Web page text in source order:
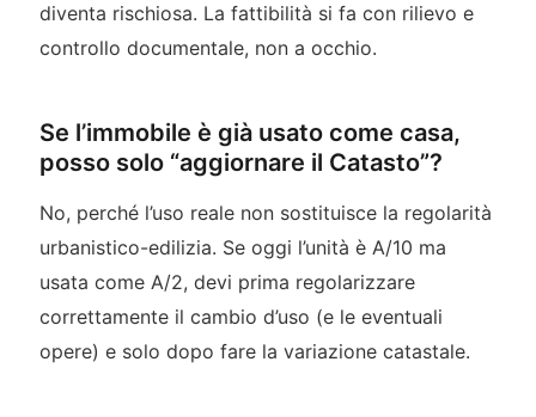
diventa rischiosa. La fattibilità si fa con rilievo e
controllo documentale, non a occhio.
Se l’immobile è già usato come casa,
posso solo “aggiornare il Catasto”?
No, perché l’uso reale non sostituisce la regolarità
urbanistico-edilizia. Se oggi l’unità è A/10 ma
usata come A/2, devi prima regolarizzare
correttamente il cambio d’uso (e le eventuali
opere) e solo dopo fare la variazione catastale.